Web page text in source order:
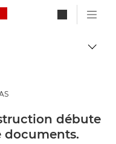
Canon Logo, back to
débute
documents.